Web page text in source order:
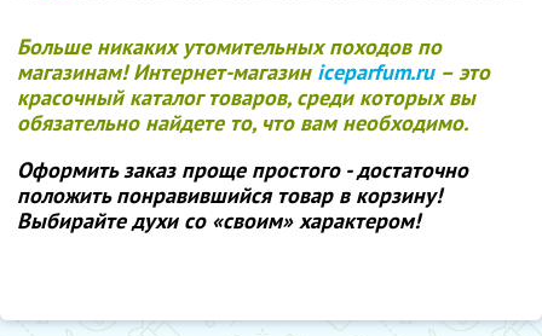
Больше никаких утомительных походов по
магазинам! Интернет-магазин iceparfum.ru– это
красочный каталог товаров, среди которых вы
обязательно найдете то, что вам необходимо.
Оформить заказ проще простого - достаточно
положить понравившийся товар в корзину!
Выбирайте духи со «своим» характером!